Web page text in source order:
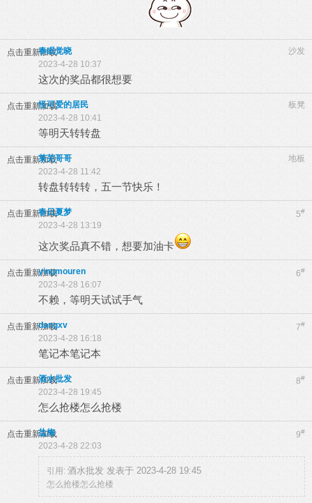
点击重新加载 沙发
春眠觉晓
2023-4-28 10:37
这次的奖品都很想要
点击重新加载 板凳
怪可爱的居民
2023-4-28 10:41
等明天转转盘
点击重新加载 地板
莱芜哥哥
2023-4-28 11:42
转盘转转转，五一节快乐！
点击重新加载 5#
春日夏梦
2023-4-28 13:19
这次奖品真不错，想要加油卡
点击重新加载 6#
yingmouren
2023-4-28 16:07
不赖，等明天试试手气
点击重新加载 7#
dangxv
2023-4-28 16:18
笔记本笔记本
点击重新加载 8#
酒水批发
2023-4-28 19:45
怎么抢楼怎么抢楼
点击重新加载 9#
盐梅
2023-4-28 22:03
引用: 酒水批发 发表于 2023-4-28 19:45
怎么抢楼怎么抢楼